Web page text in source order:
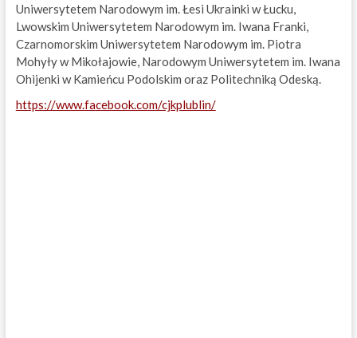
Uniwersytetem Narodowym im. Łesi Ukrainki w Łucku,
Lwowskim Uniwersytetem Narodowym im. Iwana Franki,
Czarnomorskim Uniwersytetem Narodowym im. Piotra
Mohyły w Mikołajowie, Narodowym Uniwersytetem im. Iwana
Ohijenki w Kamieńcu Podolskim oraz Politechniką Odeską.
https://www.facebook.com/cjkplublin/